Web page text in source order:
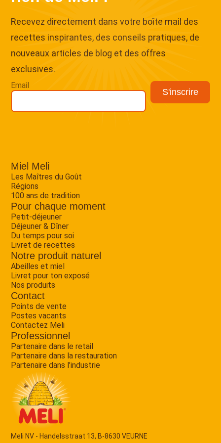
Recevez directement dans votre boîte mail des
recettes inspirantes, des conseils pratiques, de
nouveaux articles de blog et des offres
exclusives.
Email
Miel Meli
Les Maîtres du Goût
Régions
100 ans de tradition
Pour chaque moment
Petit-déjeuner
Déjeuner & Dîner
Du temps pour soi
Livret de recettes
Notre produit naturel
Abeilles et miel
Livret pour ton exposé
Nos produits
Contact
Points de vente
Postes vacants
Contactez Meli
Professionnel
Partenaire dans le retail
Partenaire dans la restauration
Partenaire dans l’industrie
Meli NV - Handelsstraat 13, B-8630 VEURNE